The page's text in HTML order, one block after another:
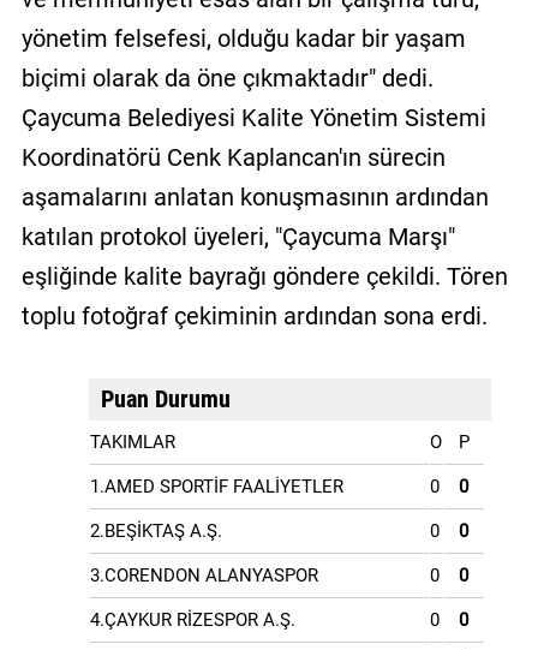
yönetim felsefesi, olduğu kadar bir yaşam
biçimi olarak da öne çıkmaktadır" dedi.
Çaycuma Belediyesi Kalite Yönetim Sistemi
Koordinatörü Cenk Kaplancan'ın sürecin
aşamalarını anlatan konuşmasının ardından
katılan protokol üyeleri, "Çaycuma Marşı"
eşliğinde kalite bayrağı göndere çekildi. Tören
toplu fotoğraf çekiminin ardından sona erdi.
Puan Durumu
TAKIMLAR O P
1.AMED SPORTİF FAALİYETLER 0 0
2.BEŞİKTAŞ A.Ş. 0 0
3.CORENDON ALANYASPOR 0 0
4.ÇAYKUR RİZESPOR A.Ş. 0 0